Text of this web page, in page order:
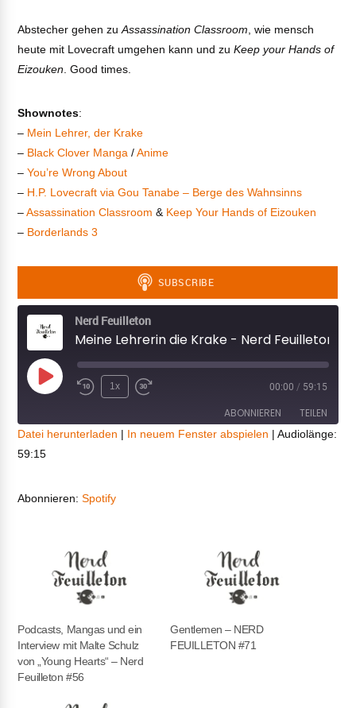
Abstecher gehen zuAssassination Classroom, wie mensch
heute mit Lovecraft umgehen kann und zuKeep your Hands of
Eizouken. Good times.
Shownotes:
– Mein Lehrer, der Krake
– Black Clover Manga /Anime
–You’re Wrong About
– H.P. Lovecraft via Gou Tanabe – Berge des Wahnsinns
–Assassination Classroom & Keep Your Hands of Eizouken
– Borderlands 3
Nerd Feuilleton
Play
1x 00:00 / 59:15
ABONNIEREN TEILEN
TEILEN
Datei herunterladen | In neuem Fenster abspielen |Audiolänge:
59:15
Abonnieren:Spotify
Podcasts, Mangas und ein
Interview mit Malte Schulz
von „Young Hearts“ – Nerd
Feuilleton #56
Gentlemen – NERD
FEUILLETON #71